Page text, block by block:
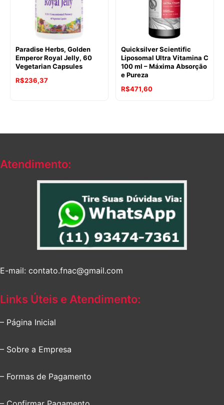
Paradise Herbs, Golden
Emperor Royal Jelly, 60
Vegetarian Capsules
R$236,37
Quicksilver Scientific
Liposomal Ultra Vitamina C
100 ml – Máxima Absorção
e Pureza
R$471,60
Atendimento:
E-mail: contato.fnac@gmail.com
Links Úteis e Atendimento:
– Página Inicial
– Sobre a Empresa
– Formas de Pagamento